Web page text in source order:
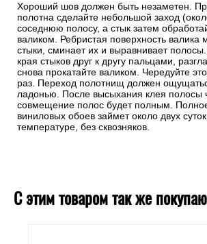
Хороший шов должен быть незаметен.
полотна сделайте небольшой заход
соседнюю полосу, а стык затем
валиком. Ребристая поверхность валика
стыки, сминает их и выравнивает
края стыков друг к другу пальцами,
снова прокатайте валиком. Чередуйте
раз. Переход полотнищ должен
ладонью. После высыхания клея полосы
совмещение полос будет полным.
виниловых обоев займет около двух
температуре, без сквозняков.
С этим товаром так же